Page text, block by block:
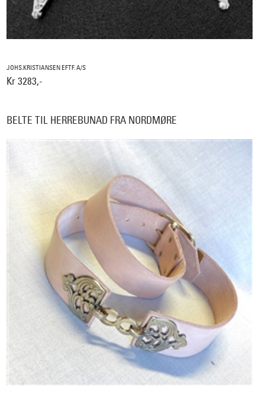
JOHS.KRISTIANSEN EFTF. A/S
Kr 3283,-
BELTE TIL HERREBUNAD FRA NORDMØRE